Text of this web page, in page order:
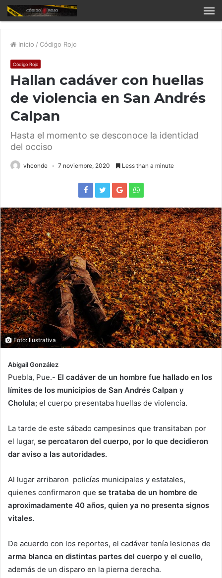
Inicio / Código Rojo
Código Rojo
Hallan cadáver con huellas
de violencia en San Andrés
Calpan
Hasta el momento se desconoce la identidad
del occiso
vhconde 7 noviembre, 2020 Less than a minute
Foto: Ilustrativa
Abigail González
Puebla, Pue.- El cadáver de un hombre fue hallado en los
límites de los municipios de San Andrés Calpan y
Cholula; el cuerpo presentaba huellas de violencia.
La tarde de este sábado campesinos que transitaban por
el lugar, se percataron del cuerpo, por lo que decidieron
dar aviso a las autoridades.
Al lugar arribaron policías municipales y estatales,
quienes confirmaron que se trataba de un hombre de
aproximadamente 40 años, quien ya no presenta signos
vitales.
De acuerdo con los reportes, el cadáver tenía lesiones de
arma blanca en distintas partes del cuerpo y el cuello,
además de un disparo en la pierna derecha.